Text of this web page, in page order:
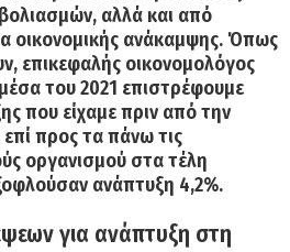
αλλά και από
οικονομικής ανάκαμψης. Όπως
επικεφαλής οικονομολόγος
του 2021 επιστρέφουμε
που είχαμε πριν από την
προς τα πάνω τις
οργανισμού στα τέλη
ανάπτυξη 4,2%.
για ανάπτυξη στη